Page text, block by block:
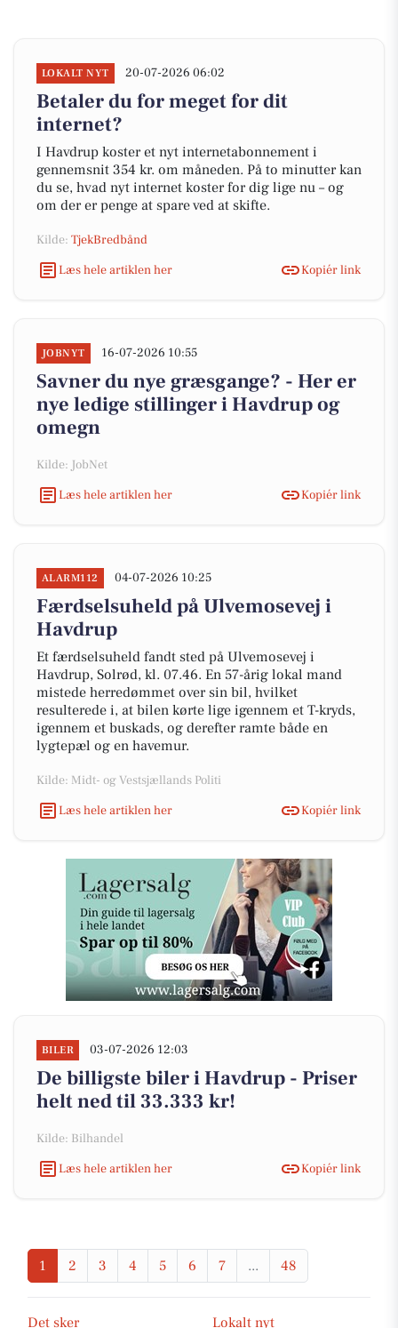
LOKALT NYT 20-07-2026 06:02
Betaler du for meget for dit
internet?
I Havdrup koster et nyt internetabonnement i
gennemsnit 354 kr. om måneden. På to minutter kan
du se, hvad nyt internet koster for dig lige nu – og
om der er penge at spare ved at skifte.
Kilde: TjekBredbånd
Læs hele artiklen her
Kopiér link
JOBNYT 16-07-2026 10:55
Savner du nye græsgange? - Her er
nye ledige stillinger i Havdrup og
omegn
Kilde: JobNet
Læs hele artiklen her
Kopiér link
ALARM112 04-07-2026 10:25
Færdselsuheld på Ulvemosevej i
Havdrup
Et færdselsuheld fandt sted på Ulvemosevej i
Havdrup, Solrød, kl. 07.46. En 57-årig lokal mand
mistede herredømmet over sin bil, hvilket
resulterede i, at bilen kørte lige igennem et T-kryds,
igennem et buskads, og derefter ramte både en
lygtepæl og en havemur.
Kilde: Midt- og Vestsjællands Politi
Læs hele artiklen her
Kopiér link
BILER 03-07-2026 12:03
De billigste biler i Havdrup - Priser
helt ned til 33.333 kr!
Kilde: Bilhandel
Læs hele artiklen her
Kopiér link
1 2 3 4 5 6 7 ... 48
Det sker
Lokalt nyt